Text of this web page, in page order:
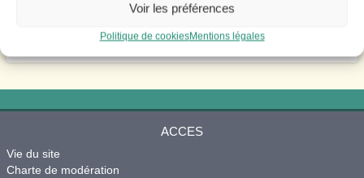
Voir les préférences
Politique de cookiesMentions légales
ACCES
Vie du site
Charte de modération